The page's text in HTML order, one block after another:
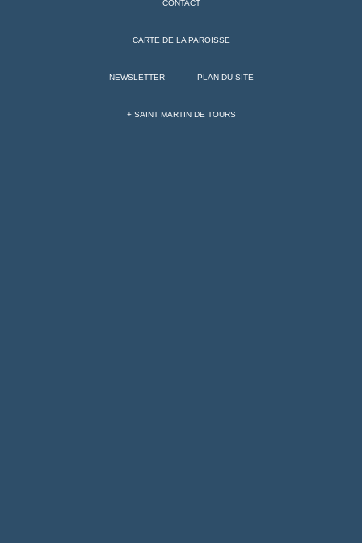
CONTACT
CARTE DE LA PAROISSE
NEWSLETTER PLAN DU SITE
+ SAINT MARTIN DE TOURS